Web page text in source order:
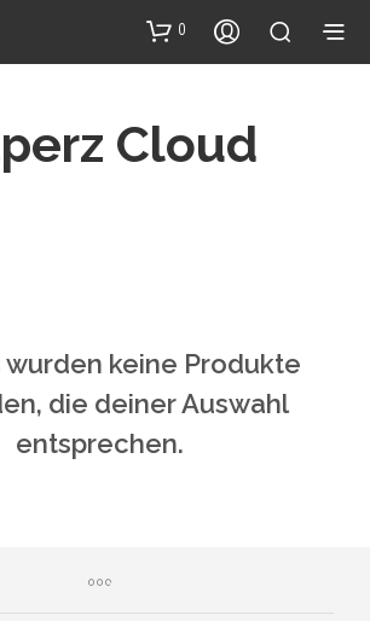
0
Cloud
wurden keine Produkte
die deiner Auswahl
entsprechen.